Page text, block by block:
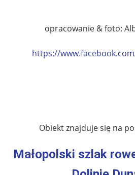
opracowanie & foto:
https://
Obiekt znajduje się na
Małopolski szlak